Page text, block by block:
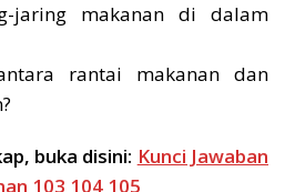
jaring makanan di dalam
rantai makanan dan
buka disini: Kunci Jawaban
103 104 105